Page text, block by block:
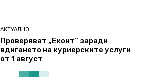
АКТУАЛНО
Проверяват „Еконт“ заради
вдигането на куриерските услуги
от 1 август